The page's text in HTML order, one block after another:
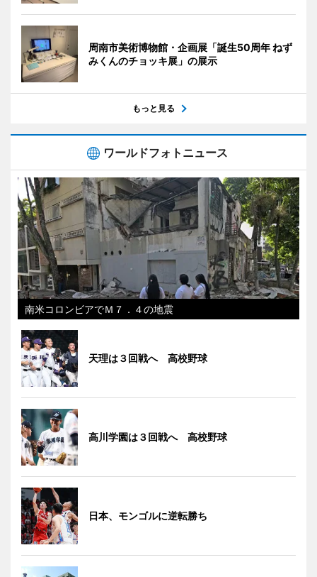
周南市美術博物館・企画展「誕生50周年 ねず
みくんのチョッキ展」の展示
もっと見る
ワールドフォトニュース
南米コロンビアでＭ７．４の地震
天理は３回戦へ 高校野球
高川学園は３回戦へ 高校野球
日本、モンゴルに逆転勝ち